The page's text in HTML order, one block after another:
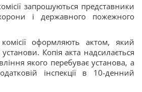
запрошуються представники
і державного пожежного
оформляють актом, який
Копія акта надсилається
якого перебуває установа, а
інспекції в 10-денний